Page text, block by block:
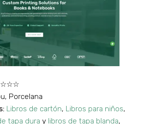
Porcelana
Libros de cartón, Libros para niños,
tapa dura y libros de tapa blanda,